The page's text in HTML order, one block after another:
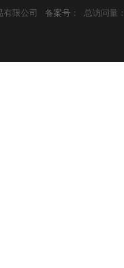
有限公司 备案号： 总访问量